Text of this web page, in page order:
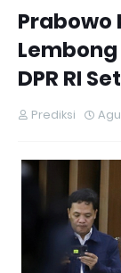
Prabowo
DPR RI
Prediksi